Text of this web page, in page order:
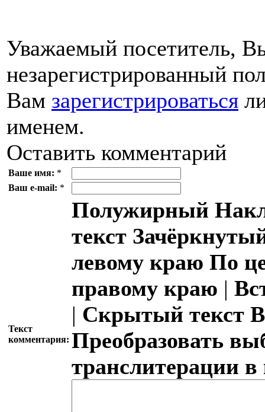
Уважаемый посетитель,
незарегистрированный
Вам зарегистрироваться
именем.
Оставить комментарий
Ваше имя: *
Ваш e-mail: *
Текст
комментария:
Полужирный
текст
левому краю По
правому краю |
| Скрытый текст
Преобразовать
транслитерации